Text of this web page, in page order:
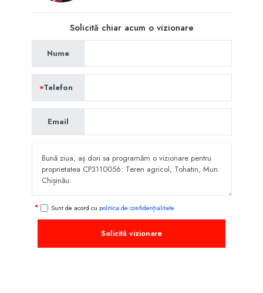
Solicită chiar acum o vizionare
Nume
Telefon
Email
Sunt de acord cu politica de confidențialitate
Solicită vizionare